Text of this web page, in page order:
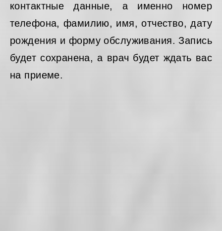
контактные данные, а именно номер
телефона, фамилию, имя, отчество, дату
рождения и форму обслуживания. Запись
будет сохранена, а врач будет ждать вас
на приеме.